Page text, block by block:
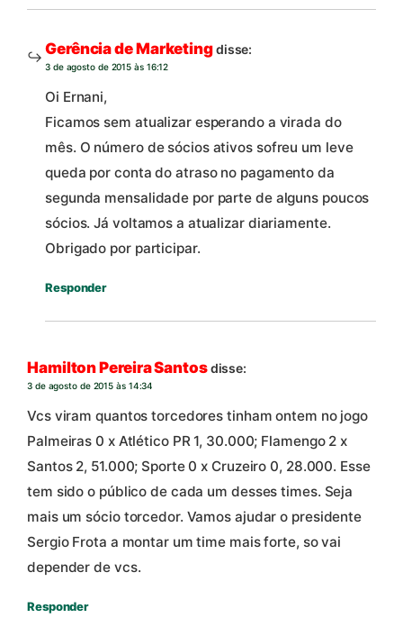
Gerência de Marketingdisse:
3 de agosto de 2015 às 16:12
Oi Ernani,
Ficamos sem atualizar esperando a virada do
mês. O número de sócios ativos sofreu um leve
queda por conta do atraso no pagamento da
segunda mensalidade por parte de alguns poucos
sócios. Já voltamos a atualizar diariamente.
Obrigado por participar.
Responder
Hamilton Pereira Santosdisse:
3 de agosto de 2015 às 14:34
Vcs viram quantos torcedores tinham ontem no jogo
Palmeiras 0 x Atlético PR 1, 30.000; Flamengo 2 x
Santos 2, 51.000; Sporte 0 x Cruzeiro 0, 28.000. Esse
tem sido o público de cada um desses times. Seja
mais um sócio torcedor. Vamos ajudar o presidente
Sergio Frota a montar um time mais forte, so vai
depender de vcs.
Responder